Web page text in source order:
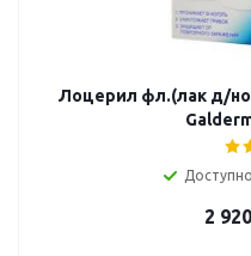
Лоцерил фл.(лак д/
2 920